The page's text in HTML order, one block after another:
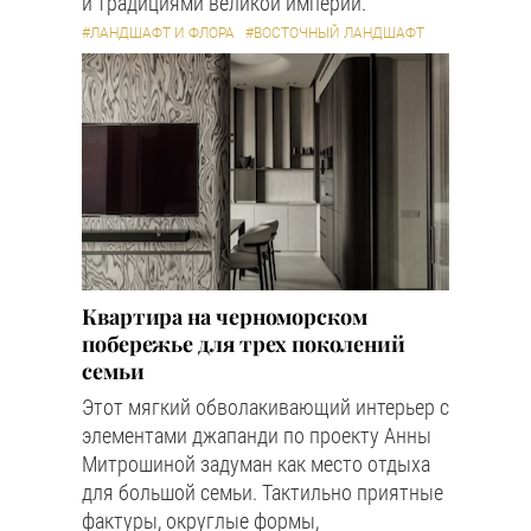
#ЛАНДШАФТ И ФЛОРА #ВОСТОЧНЫЙ ЛАНДШАФТ
Квартира на черноморском
побережье для трех поколений
семьи
Этот мягкий обволакивающий интерьер с
элементами джапанди по проекту Анны
Митрошиной задуман как место отдыха
для большой семьи. Тактильно приятные
фактуры, округлые формы,